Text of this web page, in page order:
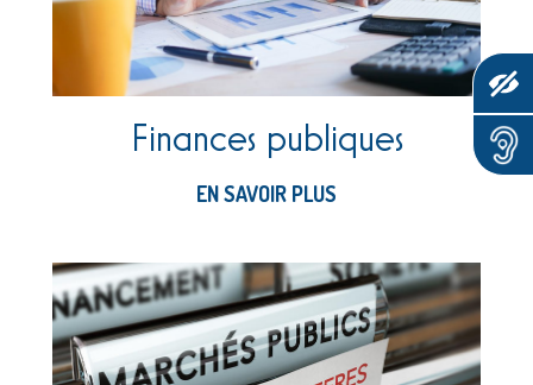
Finances publiques
EN SAVOIR PLUS